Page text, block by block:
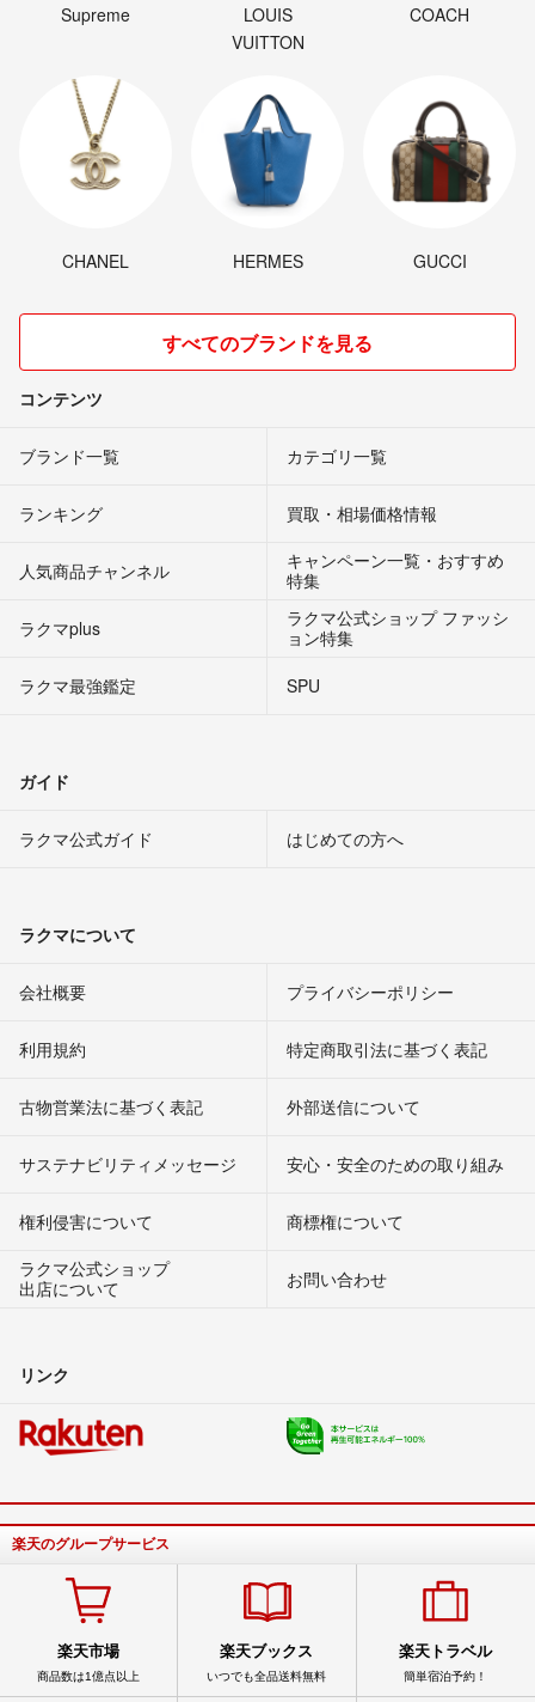
Supreme
LOUIS
VUITTON
COACH
CHANEL HERMES GUCCI
すべてのブランドを見る
コンテンツ
ブランド一覧 カテゴリ一覧
ランキング 買取・相場価格情報
人気商品チャンネル
キャンペーン一覧・おすすめ
特集
ラクマplus
ラクマ公式ショップ ファッシ
ョン特集
ラクマ最強鑑定
SPU
ガイド
ラクマ公式ガイド はじめての方へ
ラクマについて
会社概要 プライバシーポリシー
利用規約 特定商取引法に基づく表記
古物営業法に基づく表記 外部送信について
サステナビリティメッセージ 安心・安全のための取り組み
権利侵害について
商標権について
ラクマ公式ショップ
出店について
お問い合わせ
リンク
楽天のグループサービス
楽天市場
商品数は1億点以上
楽天ブックス
いつでも全品送料無料
楽天トラベル
簡単宿泊予約！